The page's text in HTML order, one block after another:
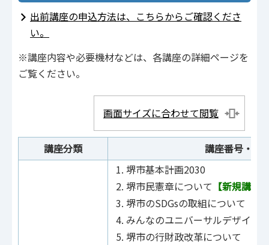
出前講座の申込方法は、こちらからご確認くださ
い。
※講座内容や必要機材などは、各講座の詳細ページを
ご覧ください。
画面サイズに合わせて閲覧
講座分類 講座番号・講
堺市基本計画2030
堺市民憲章について 【新規講座
堺市のSDGsの取組について
みんなのユニバーサルデザイン
堺市の行財政改革について